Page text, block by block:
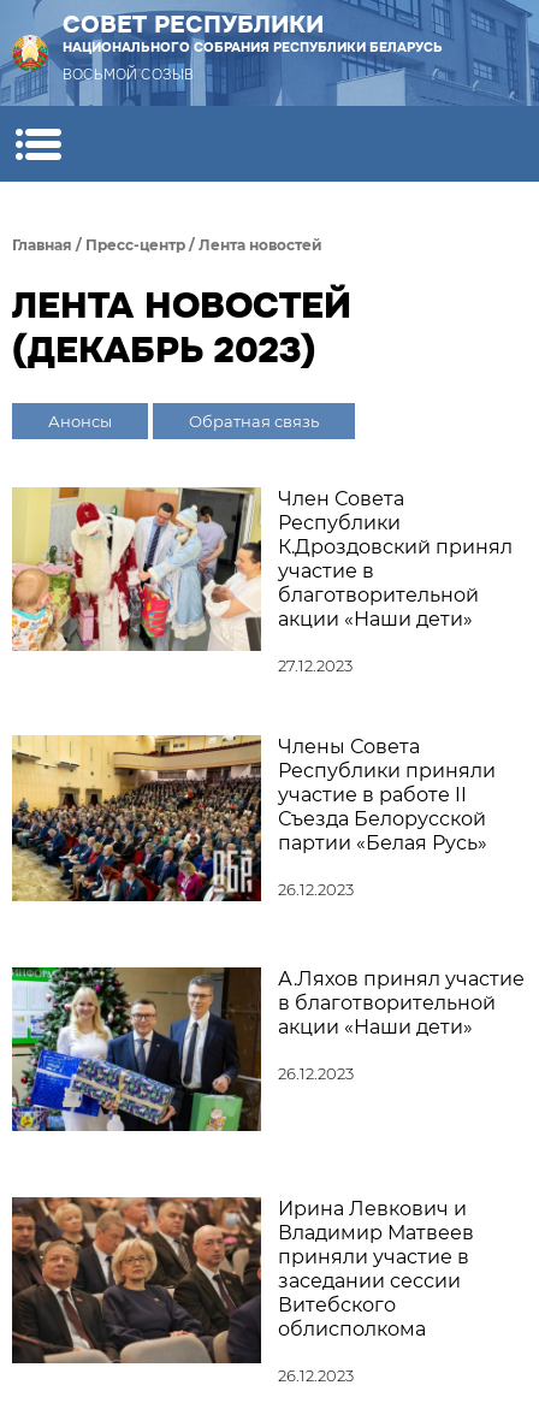
СОВЕТ РЕСПУБЛИКИ
НАЦИОНАЛЬНОГО СОБРАНИЯ РЕСПУБЛИКИ БЕЛАРУСЬ
ВОСЬМОЙ СОЗЫВ
Главная / Пресс-центр / Лента новостей
ЛЕНТА НОВОСТЕЙ
(ДЕКАБРЬ 2023)
Анонсы Обратная связь
Член Совета
Республики
К.Дроздовский принял
участие в
благотворительной
акции «Наши дети»
27.12.2023
Члены Совета
Республики приняли
участие в работе II
Съезда Белорусской
партии «Белая Русь»
26.12.2023
А.Ляхов принял участие
в благотворительной
акции «Наши дети»
26.12.2023
Ирина Левкович и
Владимир Матвеев
приняли участие в
заседании сессии
Витебского
облисполкома
26.12.2023